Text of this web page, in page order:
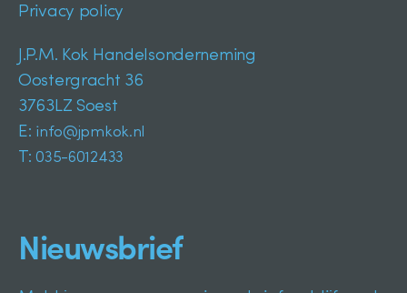
Privacy policy
J.P.M. Kok Handelsonderneming
Oostergracht 36
3763LZ Soest
E: info@jpmkok.nl
T: 035-6012433
Nieuwsbrief